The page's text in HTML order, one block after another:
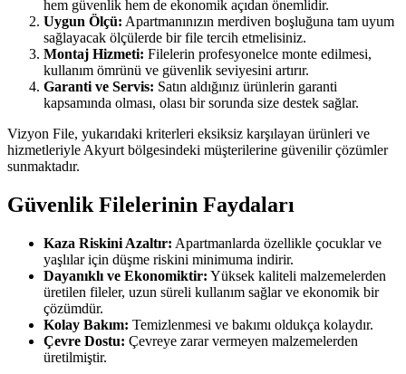
hem güvenlik hem de ekonomik açıdan önemlidir.
Uygun Ölçü: Apartmanınızın merdiven boşluğuna tam uyum
sağlayacak ölçülerde bir file tercih etmelisiniz.
Montaj Hizmeti: Filelerin profesyonelce monte edilmesi,
kullanım ömrünü ve güvenlik seviyesini artırır.
Garanti ve Servis: Satın aldığınız ürünlerin garanti
kapsamında olması, olası bir sorunda size destek sağlar.
Vizyon File, yukarıdaki kriterleri eksiksiz karşılayan ürünleri ve
hizmetleriyle Akyurt bölgesindeki müşterilerine güvenilir çözümler
sunmaktadır.
Güvenlik Filelerinin Faydaları
Kaza Riskini Azaltır: Apartmanlarda özellikle çocuklar ve
yaşlılar için düşme riskini minimuma indirir.
Dayanıklı ve Ekonomiktir: Yüksek kaliteli malzemelerden
üretilen fileler, uzun süreli kullanım sağlar ve ekonomik bir
çözümdür.
Kolay Bakım: Temizlenmesi ve bakımı oldukça kolaydır.
Çevre Dostu: Çevreye zarar vermeyen malzemelerden
üretilmiştir.